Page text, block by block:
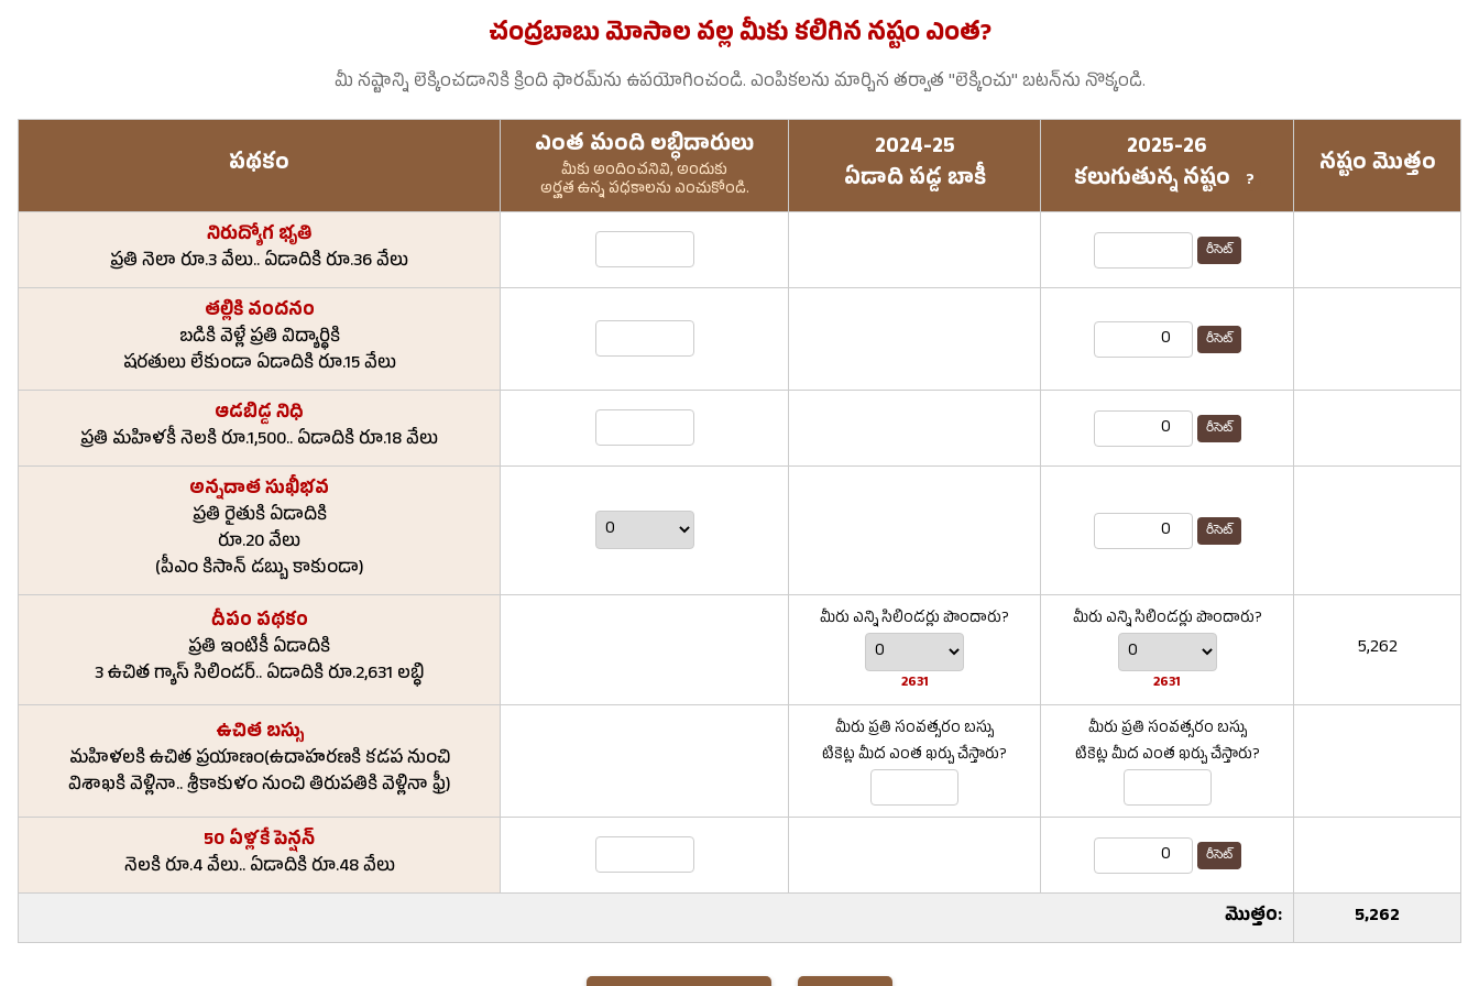
చంద్రబాబు మోసాల వల్ల మీకు కలిగిన నష్టం ఎంత?
మీ నష్టాన్ని లెక్కించడానికి క్రింది ఫారమ్‌ను ఉపయోగించండి. ఎంపికలను మార్చిన తర్వాత "లెక్కించు" బటన్‌ను నొక్కండి.
పథకం
ఎంత మంది లబ్ధిదారులు
మీకు అందించనివి, అందుకు
అర్హత ఉన్న పధకాలను ఎంచుకోండి.
2024-25
ఏడాది పడ్డ బాకీ
2025-26
కలుగుతున్న నష్టం
? నష్టం మొత్తం
నిరుద్యోగ భృతి
ప్రతి నెలా రూ.3 వేలు.. ఏడాదికి రూ.36 వేలు
రీసెట్
తల్లికి వందనం
బడికి వెళ్లే ప్రతి విద్యార్థికి
షరతులు లేకుండా ఏడాదికి రూ.15 వేలు
రీసెట్
ఆడబిడ్డ నిధి
ప్రతి మహిళకీ నెలకి రూ.1,500.. ఏడాదికి రూ.18 వేలు
రీసెట్
అన్నదాత సుఖీభవ
ప్రతి రైతుకి ఏడాదికి
రూ.20 వేలు
(పీఎం కిసాన్ డబ్బు కాకుండా)
రీసెట్
దీపం పథకం
ప్రతి ఇంటికీ ఏడాదికి
3 ఉచిత గ్యాస్ సిలిండర్.. ఏడాదికి రూ.2,631 లబ్ధి
మీరు ఎన్ని సిలిండర్లు పొందారు?
2631
మీరు ఎన్ని సిలిండర్లు పొందారు?
2631
5,262
ఉచిత బస్సు
మహిళలకి ఉచిత ప్రయాణం(ఉదాహరణకి కడప నుంచి
విశాఖకి వెళ్లినా.. శ్రీకాకుళం నుంచి తిరుపతికి వెళ్లినా ఫ్రీ)
మీరు ప్రతి సంవత్సరం బస్సు
టికెట్ల మీద ఎంత ఖర్చు చేస్తారు?
మీరు ప్రతి సంవత్సరం బస్సు
టికెట్ల మీద ఎంత ఖర్చు చేస్తారు?
50 ఏళ్లకే పెన్షన్
నెలకి రూ.4 వేలు.. ఏడాదికి రూ.48 వేలు
రీసెట్
మొత్తం: 5,262